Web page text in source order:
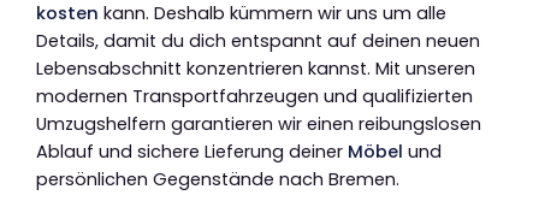
kosten kann. Deshalb kümmern wir uns um alle
Details, damit du dich entspannt auf deinen neuen
Lebensabschnitt konzentrieren kannst. Mit unseren
modernen Transportfahrzeugen und qualifizierten
Umzugshelfern garantieren wir einen reibungslosen
Ablauf und sichere Lieferung deiner Möbel und
persönlichen Gegenstände nach Bremen.